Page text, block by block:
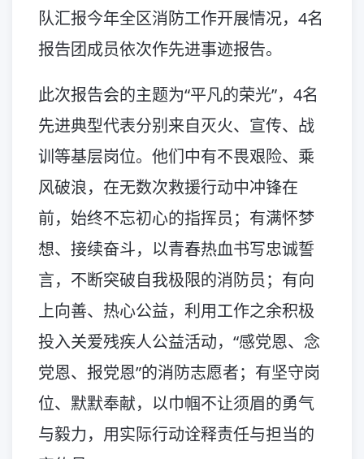
队汇报今年全区消防工作开展情况，4名
报告团成员依次作先进事迹报告。
此次报告会的主题为“平凡的荣光”，4名
先进典型代表分别来自灭火、宣传、战
训等基层岗位。他们中有不畏艰险、乘
风破浪，在无数次救援行动中冲锋在
前，始终不忘初心的指挥员；有满怀梦
想、接续奋斗，以青春热血书写忠诚誓
言，不断突破自我极限的消防员；有向
上向善、热心公益，利用工作之余积极
投入关爱残疾人公益活动，“感党恩、念
党恩、报党恩”的消防志愿者；有坚守岗
位、默默奉献，以巾帼不让须眉的勇气
与毅力，用实际行动诠释责任与担当的